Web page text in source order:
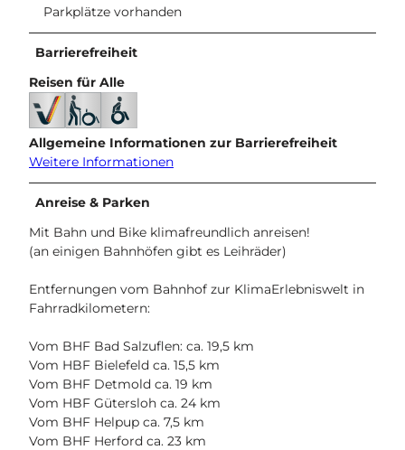
Parkplätze vorhanden
Barrierefreiheit
Reisen für Alle
Allgemeine Informationen zur Barrierefreiheit
Weitere Informationen
Anreise & Parken
Mit Bahn und Bike klimafreundlich anreisen!
(an einigen Bahnhöfen gibt es Leihräder)
Entfernungen vom Bahnhof zur KlimaErlebniswelt in
Fahrradkilometern:
Vom BHF Bad Salzuflen: ca. 19,5 km
Vom HBF Bielefeld ca. 15,5 km
Vom BHF Detmold ca. 19 km
Vom HBF Gütersloh ca. 24 km
Vom BHF Helpup ca. 7,5 km
Vom BHF Herford ca. 23 km